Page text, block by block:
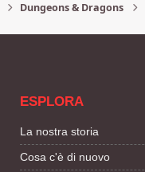
Dungeons & Dragons
ESPLORA
La nostra storia
Cosa c'è di nuovo